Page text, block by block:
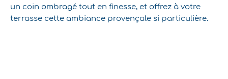
un coin ombragé tout en finesse, et offrez à votre
terrasse cette ambiance provençale si particulière.